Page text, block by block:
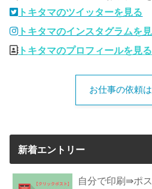
トキタマのツイッターを見る
トキタマのインスタグラムを
トキタマのプロフィールを見る
お仕事の依頼
新着エントリー
自分で印刷⇛ポ